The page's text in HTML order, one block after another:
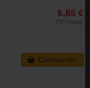
6,85 €
TTC l'unite
Commander